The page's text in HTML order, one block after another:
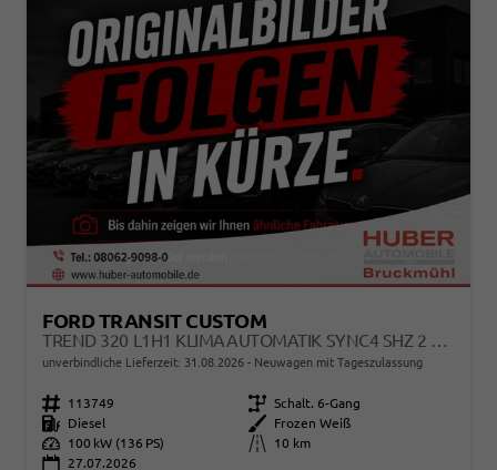
FORD TRANSIT CUSTOM
TREND 320 L1H1 KLIMAAUTOMATIK SYNC4 SHZ 2 X EINPARKHILFE KAMERA 5JG
unverbindliche Lieferzeit: 31.08.2026 Neuwagen mit Tageszulassung
Fahrzeugnr. 113749 Getriebe Schalt. 6-Gang
Kraftstoff
Diesel Außenfarbe
Frozen Weiß
Leistung
100 kW (136 PS) Kilometerstand
10 km
27.07.2026